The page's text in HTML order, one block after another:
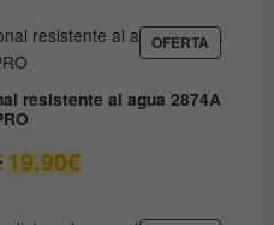
era:
79.90€.
es:
OFERTA
EN
resistente al agua 2874A
El
precio
19.90€El
precio